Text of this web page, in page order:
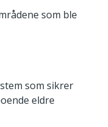
som ble
som sikrer
eldre